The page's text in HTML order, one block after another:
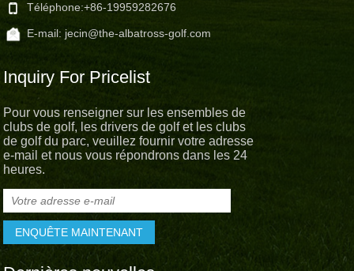
Téléphone:+86-19959282676
E-mail: jecin@the-albatross-golf.com
Inquiry For Pricelist
Pour vous renseigner sur les ensembles de
clubs de golf, les drivers de golf et les clubs
de golf du parc, veuillez fournir votre adresse
e-mail et nous vous répondrons dans les 24
heures.